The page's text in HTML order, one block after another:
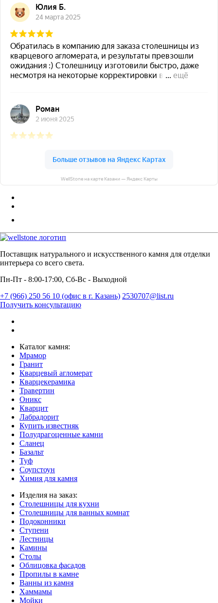
WellStone на карте Казани — Яндекс Карты
Поставщик натурального и искусственного камня для отделки
интерьера со всего света.
Пн-Пт - 8:00-17:00, Сб-Вс - Выходной
+7 (966) 250 56 10 (офис в г. Казань) 2530707@list.ru
Получить консультацию
Каталог камня:
Мрамор
Гранит
Кварцевый агломерат
Кварцекерамика
Травертин
Оникс
Кварцит
Лабрадорит
Купить известняк
Полудрагоценные камни
Сланец
Базальт
Туф
Соупстоун
Химия для камня
Изделия на заказ:
Столешницы для кухни
Столешницы для ванных комнат
Подоконники
Ступени
Лестницы
Камины
Столы
Облицовка фасадов
Пропилы в камне
Ванны из камня
Хаммамы
Мойки